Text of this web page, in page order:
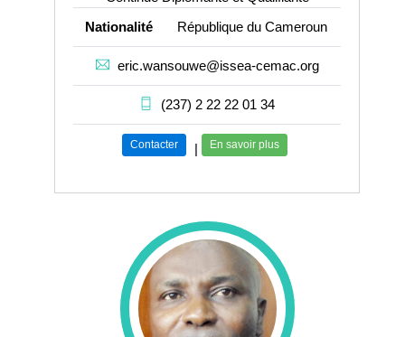
Nationalité
République du Cameroun
eric.wansouwe@issea-cemac.org
(237) 2 22 22 01 34
Contacter | En savoir plus